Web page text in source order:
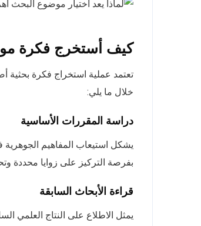
كيف أستخرج فكرة
تعتمد عملية استخراج فكرة بحثية
خلال ما يلي:
دراسة المقررات الأساسية
يشكل استيعاب المفاهيم
بفرصة التركيز على زوايا محددة
قراءة الأبحاث السابقة
يمثل الاطلاع على النتاج العلمي